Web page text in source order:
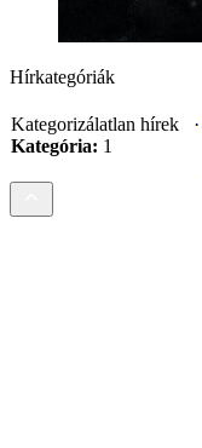
Hírkategóriák
Kategorizálatlan hírek
Kategória: 1
·